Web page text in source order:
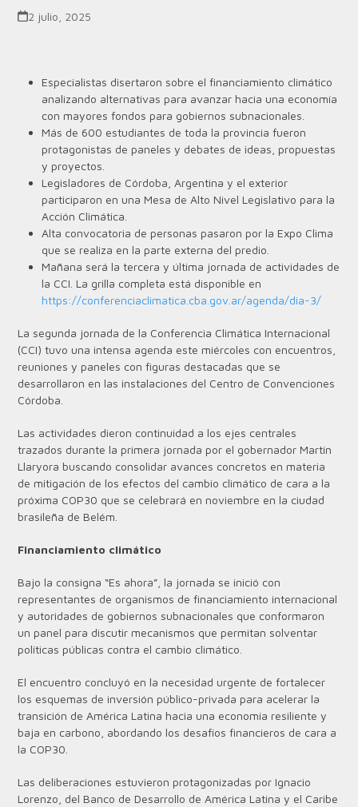
2 julio, 2025
Especialistas disertaron sobre el financiamiento climático
analizando alternativas para avanzar hacia una economía
con mayores fondos para gobiernos subnacionales.
Más de 600 estudiantes de toda la provincia fueron
protagonistas de paneles y debates de ideas, propuestas
y proyectos.
Legisladores de Córdoba, Argentina y el exterior
participaron en una Mesa de Alto Nivel Legislativo para la
Acción Climática.
Alta convocatoria de personas pasaron por la Expo Clima
que se realiza en la parte externa del predio.
Mañana será la tercera y última jornada de actividades de
la CCI. La grilla completa está disponible en
https://conferenciaclimatica.cba.gov.ar/agenda/dia-3/
La segunda jornada de la Conferencia Climática Internacional
(CCI) tuvo una intensa agenda este miércoles con encuentros,
reuniones y paneles con figuras destacadas que se
desarrollaron en las instalaciones del Centro de Convenciones
Córdoba.
Las actividades dieron continuidad a los ejes centrales
trazados durante la primera jornada por el gobernador Martín
Llaryora buscando consolidar avances concretos en materia
de mitigación de los efectos del cambio climático de cara a la
próxima COP30 que se celebrará en noviembre en la ciudad
brasileña de Belém.
Financiamiento climático
Bajo la consigna “Es ahora”, la jornada se inició con
representantes de organismos de financiamiento internacional
y autoridades de gobiernos subnacionales que conformaron
un panel para discutir mecanismos que permitan solventar
políticas públicas contra el cambio climático.
El encuentro concluyó en la necesidad urgente de fortalecer
los esquemas de inversión público-privada para acelerar la
transición de América Latina hacia una economía resiliente y
baja en carbono, abordando los desafíos financieros de cara a
la COP30.
Las deliberaciones estuvieron protagonizadas por Ignacio
Lorenzo, del Banco de Desarrollo de América Latina y el Caribe